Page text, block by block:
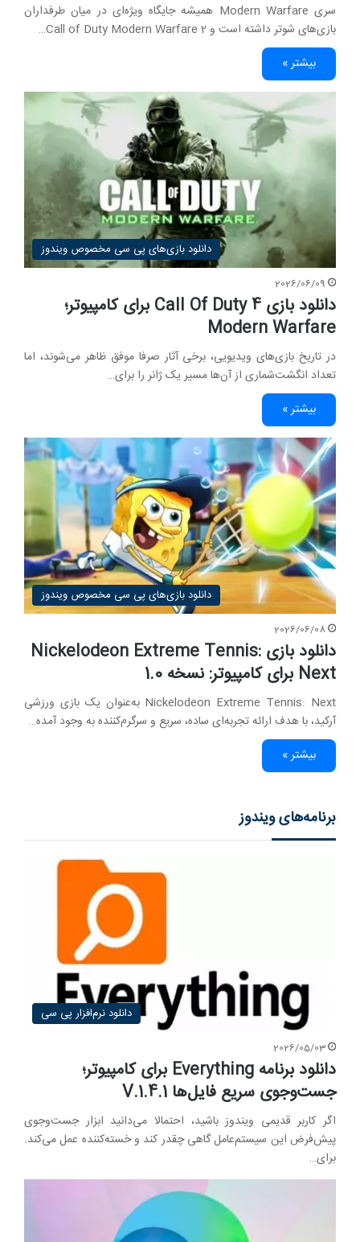
سری Modern Warfare همیشه جایگاه ویژه‌ای در میان طرفداران
بازی‌های شوتر داشته است و Call of Duty Modern Warfare 2…
بیشتر »
دانلود بازی‌های پی سی مخصوص ویندوز
2026/06/09
دانلود بازی Call Of Duty 4 برای کامپیوتر؛
Modern Warfare
در تاریخ بازی‌های ویدیویی، برخی آثار صرفا موفق ظاهر می‌شوند، اما
تعداد انگشت‌شماری از آن‌ها مسیر یک ژانر را برای…
بیشتر »
دانلود بازی‌های پی سی مخصوص ویندوز
2026/06/08
دانلود بازی Nickelodeon Extreme Tennis:
Next برای کامپیوتر: نسخه 1.0
Nickelodeon Extreme Tennis: Next به‌عنوان یک بازی ورزشی
آرکید، با هدف ارائه تجربه‌ای ساده، سریع و سرگرم‌کننده به وجود آمده…
بیشتر »
برنامه‌های ویندوز
دانلود نرم‌افزار پی سی
2026/05/03
دانلود برنامه Everything برای کامپیوتر؛
جست‌وجوی سریع فایل‌ها V.1.4.1
اگر کاربر قدیمی ویندوز باشید، احتمالا می‌دانید ابزار جست‌وجوی
پیش‌فرض این سیستم‌عامل گاهی چقدر کند و خسته‌کننده عمل می‌کند.
برای…